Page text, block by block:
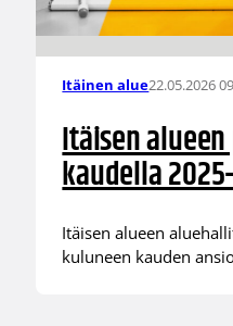
Itäinen alue22.05.2026
Itäisen
kaudella
Itäisen alueen
kuluneen kauden